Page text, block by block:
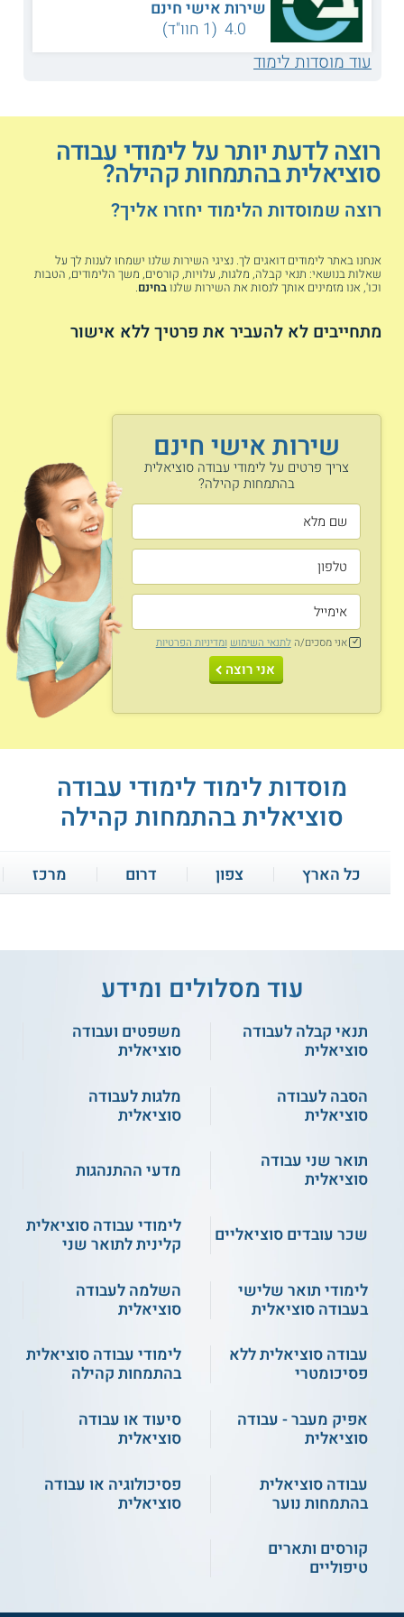
בכישורי יזמות ויצירתיות ובתחושת שליחות לסייע לזולת. התכנית
מתאימה במיוחד למעוניינים להשתלב במסגרות חברתיות, ברמה
המקומית והארצית, ולהוביל שינויים במדיניות קהילתית בתחום
הרווחה והטיפול.
לארגונים, למגזרים, לעמותות ולקבוצות במישור הקהילתי. כך הם
בוחנים אפשרויות לשיתוף פעולה בין ארגונים ולתכנון קהילתי
מתאים שנועד לאבחן ולאתר בעיות, קשיים וצרכים חברתיים. כמו
כן, הם דנים בדרכים בהן אפשר לארגן ולגייס שירותים וקבוצות כדי
להתמודד עם סוגיות חברתיות בוערות במדינה וכן להציע ולהפעיל
תהליכי מדיניות חברתית ליצירת שינוי מבחינה חוקית ופרקטית.
מתכונת הלימוד
ברוב מוסדות הלימוד הסטודנטים יכולים לבחור במגמת התמחות זו
הסטודנטים בהתמחות משתתפים בשיעורי חובה, בקורסי בחירה
ובסמינריונים מחקריים בתחום הקהילתי.
שנמצאות במשבר ובמצוקה.
יש לכם חוש צדק מפותח? קראו גם עללימודי
משפטים ועבודה סוציאלית
רוצים לסייע לסובלים מטראומה? קראו גם על
תואר שני בעבודה סוציאלית התמחות
בטראומה
נושאי הלימוד
עבודה קבוצתית
קהילתית
סינגור קהילתי
יזמות חברתית
עבודה סוציאלית עם
בני נוער
טכניקות התערבות
התמודדות עם מצבי
טראומה
תיאוריות התפתחות
עבודה סוציאלית במגזר
משפט ועבודה
שירותי תיקון בעבודה
הסוציאלית
פרקטיקות לשינוי
מדיניות
דרכי התערבות ארגונית
וקהילתית
טיפול קוגניטיבי
התנהגותי
חשיבה פסיכודינמית
לעובדים סוציאליים
ועוד
עבודה סוציאלית בהתמחות נוער
הקבלה למגמת ההתמחות נעשית בדרך כלל בשנה השנייה. כדי
להתקבל ללימודי העבודה הסוציאלית, יש צורך בציון
במתמטיקה
ובבגרות באנגלית ברמת 4 יחידות לימוד לפחות. ציון
ההתאמה הנדרש נע בין 600 - 660 ומשתנה בין המוסדות. לעתים
בחלק ממוסדות הלימוד, מועמדים שיש ברשותם ממוצע בגרויות
המועמדים עוברים ראיונות קבלה אישיים כחלק מתנאי הקבלה.
שירות אישי חינם
4.0 (1 חוו"ד)
עוד מוסדות לימוד
שירות אישי חינם
צריך פרטים על לימודי עבודה סוציאלית
בהתמחות קהילה?
אני מסכים/הלתנאי השימוש ומדיניות הפרטיות
אני רוצה
רוצה לדעת יותר על לימודי עבודה
סוציאלית בהתמחות קהילה?
רוצה שמוסדות הלימוד יחזרו אליך?
אנחנו באתר לימודים דואגים לך. נציגי השירות שלנו ישמחו לענות לך על
שאלות בנושאי: תנאי קבלה, מלגות, עלויות, קורסים, משך הלימודים, הטבות
וכו', אנו מזמינים אותך לנסות את השירות שלנובחינם.
מתחייבים לא להעביר את פרטיך ללא אישור
מוסדות לימוד לימודי עבודה
סוציאלית בהתמחות קהילה
כל הארץ צפון דרום מרכז
4.0
בר אילן - עבודה סוציאלית
בהתמחות קהילה
שירות אישי חינם
אריאל - לימודי עבודה
עוד מסלולים ומידע
תנאי קבלה לעבודה
סוציאלית
משפטים ועבודה
סוציאלית
הסבה לעבודה
סוציאלית
מלגות לעבודה
סוציאלית
תואר שני עבודה
סוציאלית
מדעי ההתנהגות
שכר עובדים סוציאליים
לימודי עבודה סוציאלית
קלינית לתואר שני
לימודי תואר שלישי
בעבודה סוציאלית
השלמה לעבודה
סוציאלית
עבודה סוציאלית ללא
פסיכומטרי
לימודי עבודה סוציאלית
בהתמחות קהילה
אפיק מעבר - עבודה
סוציאלית
סיעוד או עבודה
סוציאלית
עבודה סוציאלית
בהתמחות נוער
פסיכולוגיה או עבודה
סוציאלית
קורסים ותארים
טיפוליים